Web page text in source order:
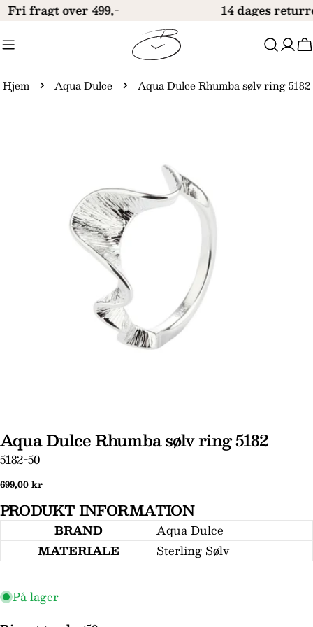
Gå
indhold
Fri fragt over 499,- 14 dages
Hjem Aqua Dulce Aqua Dulce Rhumba sølv ring 5182
medie 0 i modal
Aqua Dulce Rhumba sølv ring 5182
SKU:
5182-50
Normal
699,00 kr
PRODUKT INFORMATION
BRAND
Aqua Dulce
MATERIALE
Sterling Sølv
På lager
Stil et spørgsmål
navn